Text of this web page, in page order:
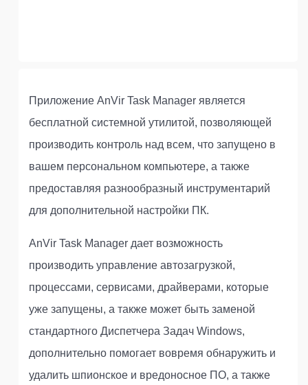
Приложение AnVir Task Manager является
бесплатной системной утилитой, позволяющей
производить контроль над всем, что запущено в
вашем персональном компьютере, а также
предоставляя разнообразный инструментарий
для дополнительной настройки ПК.
AnVir Task Manager дает возможность
производить управление автозагрузкой,
процессами, сервисами, драйверами, которые
уже запущены, а также может быть заменой
стандартного Диспетчера Задач Windows,
дополнительно помогает вовремя обнаружить и
удалить шпионское и вредоносное ПО, а также